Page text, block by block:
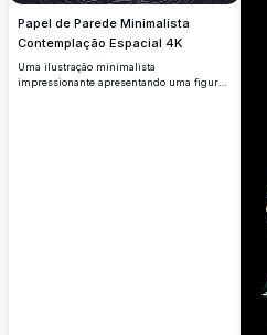
Papel de Parede Minimalista
Contemplação Espacial 4K
Uma ilustração minimalista
impressionante apresentando uma figura